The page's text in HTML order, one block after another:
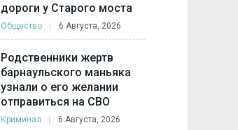
дороги у Старого моста
Общество 6 Августа, 2026
Родственники жертв
барнаульского маньяка
узнали о его желании
отправиться на СВО
Криминал 6 Августа, 2026